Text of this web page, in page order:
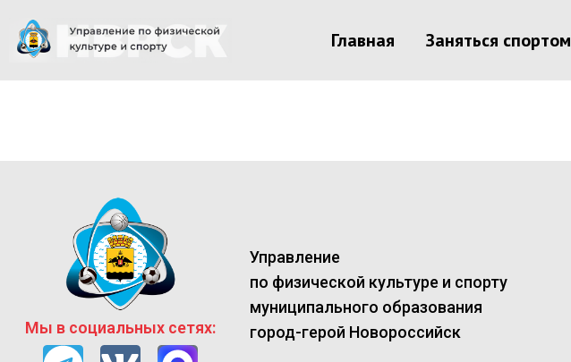
Главная Заняться спортом
Мы в социальных сетях:
Управление
по физической культуре и спорту
муниципального образования
город-герой Новороссийск